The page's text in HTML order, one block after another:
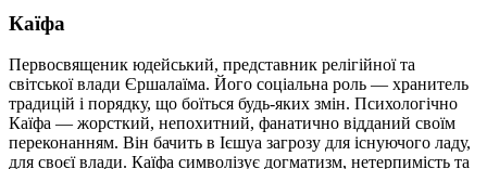
Каїфа
Первосвященик юдейський, представник релігійної та
світської влади Єршалаїма. Його соціальна роль — хранитель
традицій і порядку, що боїться будь-яких змін. Психологічно
Каїфа — жорсткий, непохитний, фанатично відданий своїм
переконанням. Він бачить в Ієшуа загрозу для існуючого ладу,
для своєї влади. Каїфа символізує догматизм, нетерпимість та